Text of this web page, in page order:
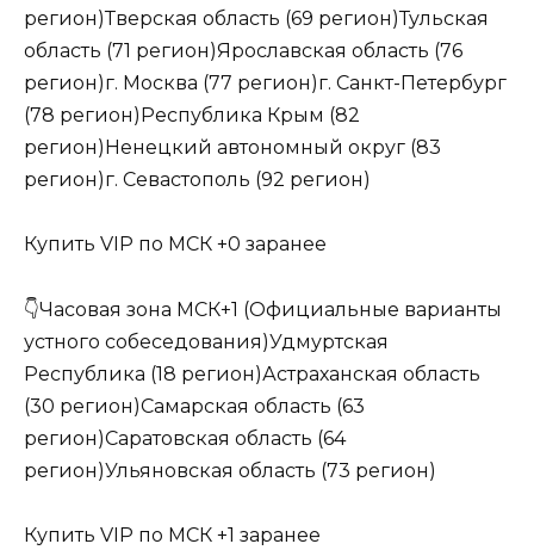
регион)Тверская область (69 регион)Тульская
область (71 регион)Ярославская область (76
регион)г. Москва (77 регион)г. Санкт-Петербург
(78 регион)Республика Крым (82
регион)Ненецкий автономный округ (83
регион)г. Севастополь (92 регион)
Купить VIP по МСК +0 заранее
👇Часовая зона МСК+1 (Официальные варианты
устного собеседования)Удмуртская
Республика (18 регион)Астраханская область
(30 регион)Самарская область (63
регион)Саратовская область (64
регион)Ульяновская область (73 регион)
Купить VIP по МСК +1 заранее